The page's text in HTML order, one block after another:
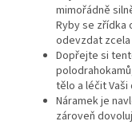
mimořádně
Ryby se zřídka
odevzdat
Dopřejte si
tělo a léčit Vaši
Náramek je
zároveň